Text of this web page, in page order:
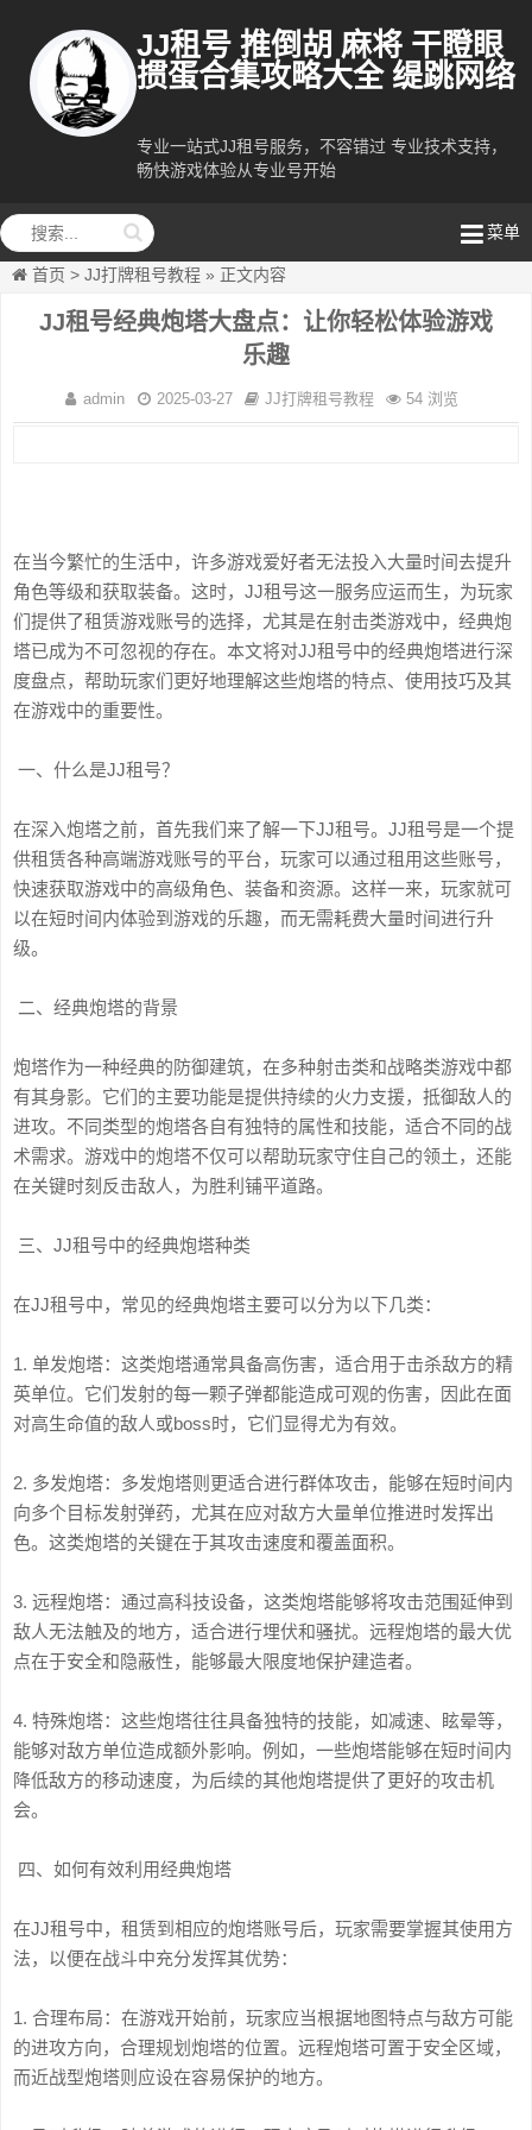
JJ租号 推倒胡 麻将 干瞪眼
掼蛋合集攻略大全 缇跳网络
专业一站式JJ租号服务，不容错过 专业技术支持，
畅快游戏体验从专业号开始
菜单
首页 > JJ打牌租号教程 » 正文内容
JJ租号经典炮塔大盘点：让你轻松体验游戏
乐趣
admin 2025-03-27 JJ打牌租号教程 54 浏览
在当今繁忙的生活中，许多游戏爱好者无法投入大量时间去提升
角色等级和获取装备。这时，JJ租号这一服务应运而生，为玩家
们提供了租赁游戏账号的选择，尤其是在射击类游戏中，经典炮
塔已成为不可忽视的存在。本文将对JJ租号中的经典炮塔进行深
度盘点，帮助玩家们更好地理解这些炮塔的特点、使用技巧及其
在游戏中的重要性。
一、什么是JJ租号？
在深入炮塔之前，首先我们来了解一下JJ租号。JJ租号是一个提
供租赁各种高端游戏账号的平台，玩家可以通过租用这些账号，
快速获取游戏中的高级角色、装备和资源。这样一来，玩家就可
以在短时间内体验到游戏的乐趣，而无需耗费大量时间进行升
级。
二、经典炮塔的背景
炮塔作为一种经典的防御建筑，在多种射击类和战略类游戏中都
有其身影。它们的主要功能是提供持续的火力支援，抵御敌人的
进攻。不同类型的炮塔各自有独特的属性和技能，适合不同的战
术需求。游戏中的炮塔不仅可以帮助玩家守住自己的领土，还能
在关键时刻反击敌人，为胜利铺平道路。
三、JJ租号中的经典炮塔种类
在JJ租号中，常见的经典炮塔主要可以分为以下几类：
1. 单发炮塔：这类炮塔通常具备高伤害，适合用于击杀敌方的精
英单位。它们发射的每一颗子弹都能造成可观的伤害，因此在面
对高生命值的敌人或boss时，它们显得尤为有效。
2. 多发炮塔：多发炮塔则更适合进行群体攻击，能够在短时间内
向多个目标发射弹药，尤其在应对敌方大量单位推进时发挥出
色。这类炮塔的关键在于其攻击速度和覆盖面积。
3. 远程炮塔：通过高科技设备，这类炮塔能够将攻击范围延伸到
敌人无法触及的地方，适合进行埋伏和骚扰。远程炮塔的最大优
点在于安全和隐蔽性，能够最大限度地保护建造者。
4. 特殊炮塔：这些炮塔往往具备独特的技能，如减速、眩晕等，
能够对敌方单位造成额外影响。例如，一些炮塔能够在短时间内
降低敌方的移动速度，为后续的其他炮塔提供了更好的攻击机
会。
四、如何有效利用经典炮塔
在JJ租号中，租赁到相应的炮塔账号后，玩家需要掌握其使用方
法，以便在战斗中充分发挥其优势：
1. 合理布局：在游戏开始前，玩家应当根据地图特点与敌方可能
的进攻方向，合理规划炮塔的位置。远程炮塔可置于安全区域，
而近战型炮塔则应设在容易保护的地方。